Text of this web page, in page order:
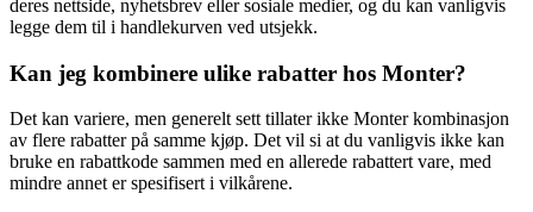
deres nettside, nyhetsbrev eller sosiale medier, og du kan vanligvis
legge dem til i handlekurven ved utsjekk.
Kan jeg kombinere ulike rabatter hos Monter?
Det kan variere, men generelt sett tillater ikke Monter kombinasjon
av flere rabatter på samme kjøp. Det vil si at du vanligvis ikke kan
bruke en rabattkode sammen med en allerede rabattert vare, med
mindre annet er spesifisert i vilkårene.